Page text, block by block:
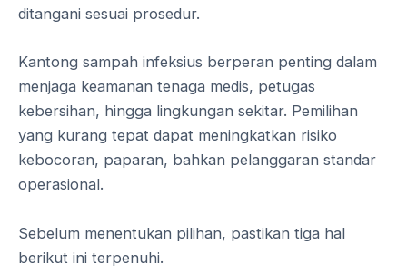
ditangani sesuai prosedur.
Kantong sampah infeksius berperan penting dalam
menjaga keamanan tenaga medis, petugas
kebersihan, hingga lingkungan sekitar. Pemilihan
yang kurang tepat dapat meningkatkan risiko
kebocoran, paparan, bahkan pelanggaran standar
operasional.
Sebelum menentukan pilihan, pastikan tiga hal
berikut ini terpenuhi.